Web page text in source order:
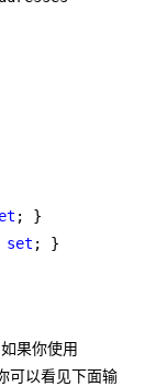
; }
set ; }
果你使用
可以看见下面输